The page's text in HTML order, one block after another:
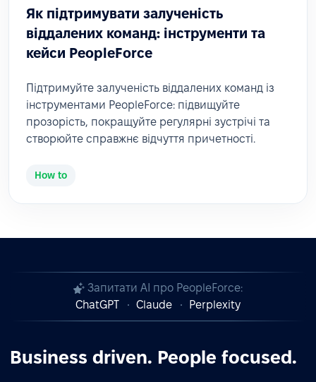
Як підтримувати залученість
віддалених команд: інструменти та
кейси PeopleForce
Підтримуйте залученість віддалених команд із
інструментами PeopleForce: підвищуйте
прозорість, покращуйте регулярні зустрічі та
створюйте справжнє відчуття причетності.
How to
Запитати AI про PeopleForce:
ChatGPT
Claude Perplexity
Business driven. People focused.